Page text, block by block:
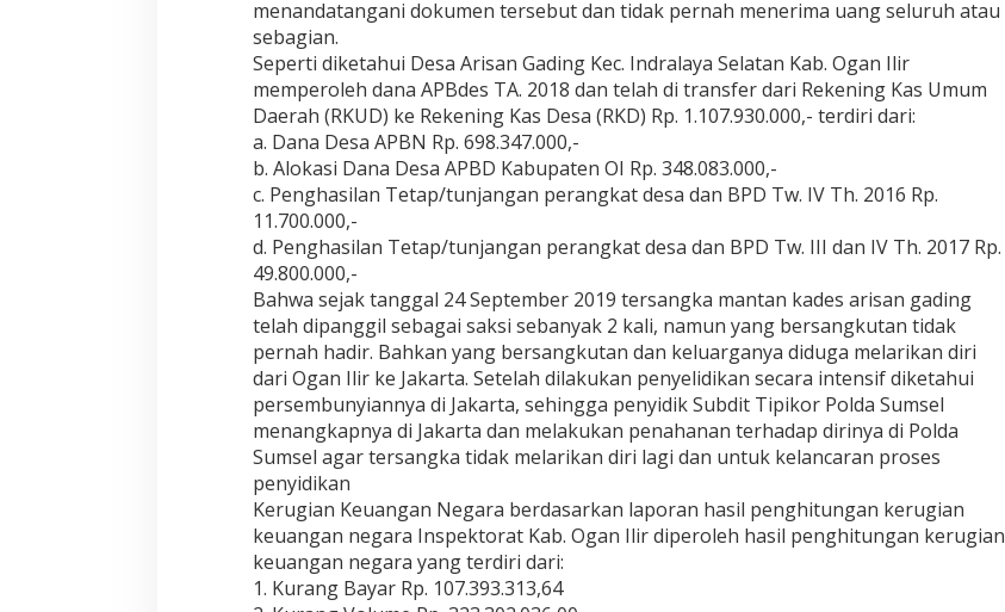
menandatangani dokumen tersebut dan tidak pernah menerima uang seluruh atau
sebagian.
Seperti diketahui Desa Arisan Gading Kec. Indralaya Selatan Kab. Ogan Ilir
memperoleh dana APBdes TA. 2018 dan telah di transfer dari Rekening Kas Umum
Daerah (RKUD) ke Rekening Kas Desa (RKD) Rp. 1.107.930.000,- terdiri dari:
a. Dana Desa APBN Rp. 698.347.000,-
b. Alokasi Dana Desa APBD Kabupaten OI Rp. 348.083.000,-
c. Penghasilan Tetap/tunjangan perangkat desa dan BPD Tw. IV Th. 2016 Rp.
11.700.000,-
d. Penghasilan Tetap/tunjangan perangkat desa dan BPD Tw. III dan IV Th. 2017 Rp.
49.800.000,-
Bahwa sejak tanggal 24 September 2019 tersangka mantan kades arisan gading
telah dipanggil sebagai saksi sebanyak 2 kali, namun yang bersangkutan tidak
pernah hadir. Bahkan yang bersangkutan dan keluarganya diduga melarikan diri
dari Ogan Ilir ke Jakarta. Setelah dilakukan penyelidikan secara intensif diketahui
persembunyiannya di Jakarta, sehingga penyidik Subdit Tipikor Polda Sumsel
menangkapnya di Jakarta dan melakukan penahanan terhadap dirinya di Polda
Sumsel agar tersangka tidak melarikan diri lagi dan untuk kelancaran proses
penyidikan
Kerugian Keuangan Negara berdasarkan laporan hasil penghitungan kerugian
keuangan negara Inspektorat Kab. Ogan Ilir diperoleh hasil penghitungan kerugian
keuangan negara yang terdiri dari:
1. Kurang Bayar Rp. 107.393.313,64